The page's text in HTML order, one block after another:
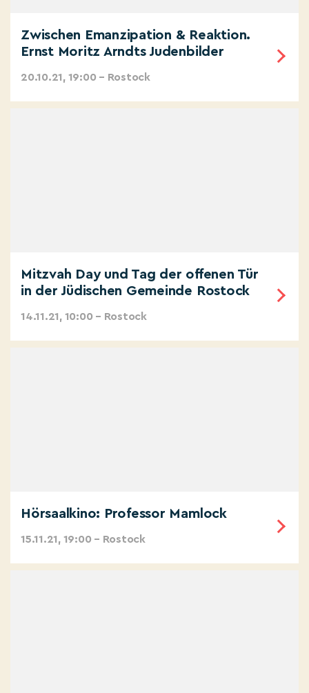
Zwischen Emanzipation & Reaktion.
Ernst Moritz Arndts Judenbilder
20.10.21, 19:00 – Rostock
Mitzvah Day und Tag der offenen Tür
in der Jüdischen Gemeinde Rostock
14.11.21, 10:00 – Rostock
Hörsaalkino: Professor Mamlock
15.11.21, 19:00 – Rostock